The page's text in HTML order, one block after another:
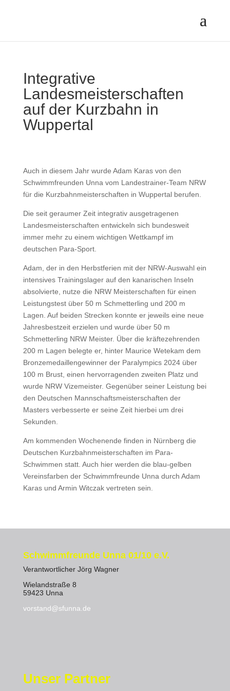
Integrative
Landesmeisterschaften
auf der Kurzbahn in
Wuppertal
Auch in diesem Jahr wurde Adam Karas von den
Schwimmfreunden Unna vom Landestrainer-Team NRW
für die Kurzbahnmeisterschaften in Wuppertal berufen.
Die seit geraumer Zeit integrativ ausgetragenen
Landesmeisterschaften entwickeln sich bundesweit
immer mehr zu einem wichtigen Wettkampf im
deutschen Para-Sport.
Adam, der in den Herbstferien mit der NRW-Auswahl ein
intensives Trainingslager auf den kanarischen Inseln
absolvierte, nutze die NRW Meisterschaften für einen
Leistungstest über 50 m Schmetterling und 200 m
Lagen. Auf beiden Strecken konnte er jeweils eine neue
Jahresbestzeit erzielen und wurde über 50 m
Schmetterling NRW Meister. Über die kräftezehrenden
200 m Lagen belegte er, hinter Maurice Wetekam dem
Bronzemedaillengewinner der Paralympics 2024 über
100 m Brust, einen hervorragenden zweiten Platz und
wurde NRW Vizemeister. Gegenüber seiner Leistung bei
den Deutschen Mannschaftsmeisterschaften der
Masters verbesserte er seine Zeit hierbei um drei
Sekunden.
Am kommenden Wochenende finden in Nürnberg die
Deutschen Kurzbahnmeisterschaften im Para-
Schwimmen statt. Auch hier werden die blau-gelben
Vereinsfarben der Schwimmfreunde Unna durch Adam
Karas und Armin Witczak vertreten sein.
Schwimmfreunde Unna 01/10 e.V.
Verantwortlicher Jörg Wagner
Wielandstraße 8
59423 Unna
vorstand@sfunna.de
Unser Partner